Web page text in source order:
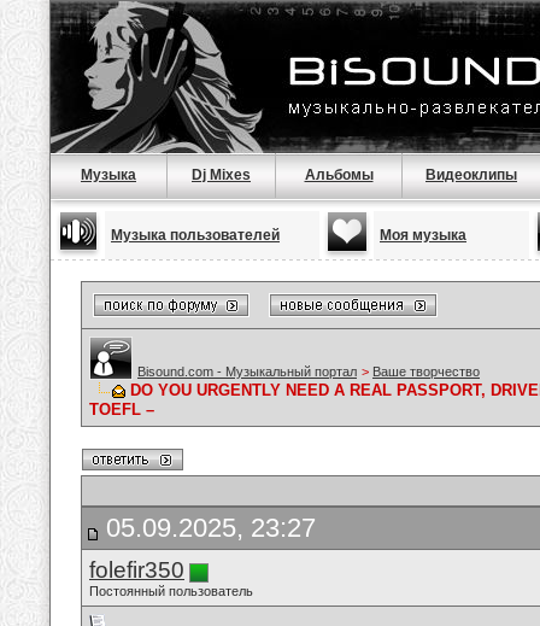
Музыка Dj Mixes Альбомы Видеоклипы
Музыка пользователей Моя музыка
Bisound.com - Музыкальный портал > Ваше творчество
DO YOU URGENTLY NEED A REAL PASSPORT,
TOEFL –
05.09.2025, 23:27
folefir350
Постоянный пользователь